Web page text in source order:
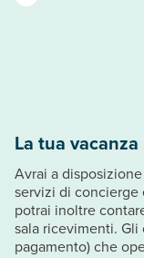
La tua
Avrai a
servizi di concierge
potrai inoltre
sala ricevimenti.
pagamento) che